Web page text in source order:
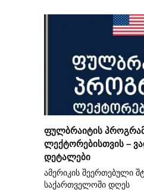
ფულბრაიტის
ლექტორებისთვის –
დეტალები
ამერიკის შეერთებული
საქართველოში დღეს